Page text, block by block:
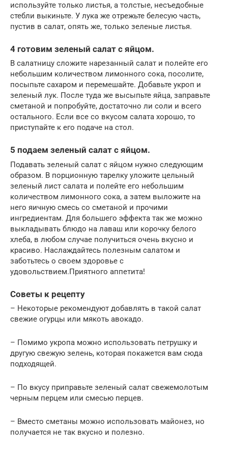
используйте только листья, а толстые, несъедобные
стебли выкиньте. У лука же отрежьте белесую часть,
пустив в салат, опять же, только зеленые листья.
4 готовим зеленый салат с яйцом.
В салатницу сложите нарезанный салат и полейте его
небольшим количеством лимонного сока, посолите,
посыпьте сахаром и перемешайте. Добавьте укроп и
зеленый лук. После туда же высыпьте яйца, заправьте
сметаной и попробуйте, достаточно ли соли и всего
остального. Если все со вкусом салата хорошо, то
приступайте к его подаче на стол.
5 подаем зеленый салат с яйцом.
Подавать зеленый салат с яйцом нужно следующим
образом. В порционную тарелку уложите цельный
зеленый лист салата и полейте его небольшим
количеством лимонного сока, а затем выложите на
него яичную смесь со сметаной и прочими
ингредиентам. Для большего эффекта так же можно
выкладывать блюдо на лаваш или корочку белого
хлеба, в любом случае получиться очень вкусно и
красиво. Наслаждайтесь полезным салатом и
заботьтесь о своем здоровье с
удовольствием.Приятного аппетита!
Советы к рецепту
– Некоторые рекомендуют добавлять в такой салат
свежие огурцы или мякоть авокадо.
– Помимо укропа можно использовать петрушку и
другую свежую зелень, которая покажется вам сюда
подходящей.
– По вкусу приправьте зеленый салат свежемолотым
черным перцем или смесью перцев.
– Вместо сметаны можно использовать майонез, но
получается не так вкусно и полезно.